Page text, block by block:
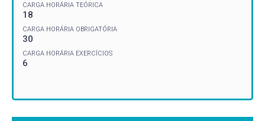
CARGA HORÁRIA TEÓRICA
18
CARGA HORÁRIA OBRIGATÓRIA
30
CARGA HORÁRIA EXERCÍCIOS
6